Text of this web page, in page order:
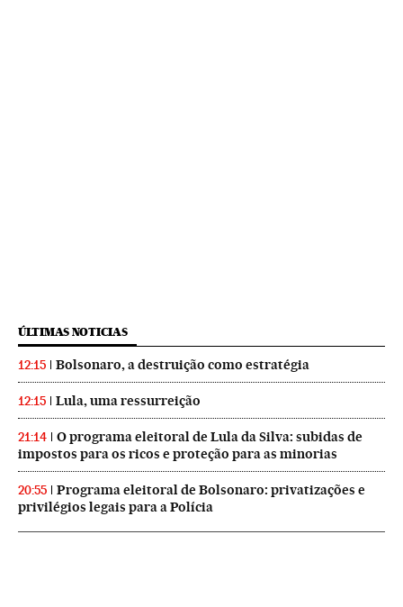
ÚLTIMAS NOTICIAS
12:15 Bolsonaro, a destruição como estratégia
12:15 Lula, uma ressurreição
21:14
O programa eleitoral de Lula da Silva: subidas de
impostos para os ricos e proteção para as minorias
20:55
Programa eleitoral de Bolsonaro: privatizações e
privilégios legais para a Polícia